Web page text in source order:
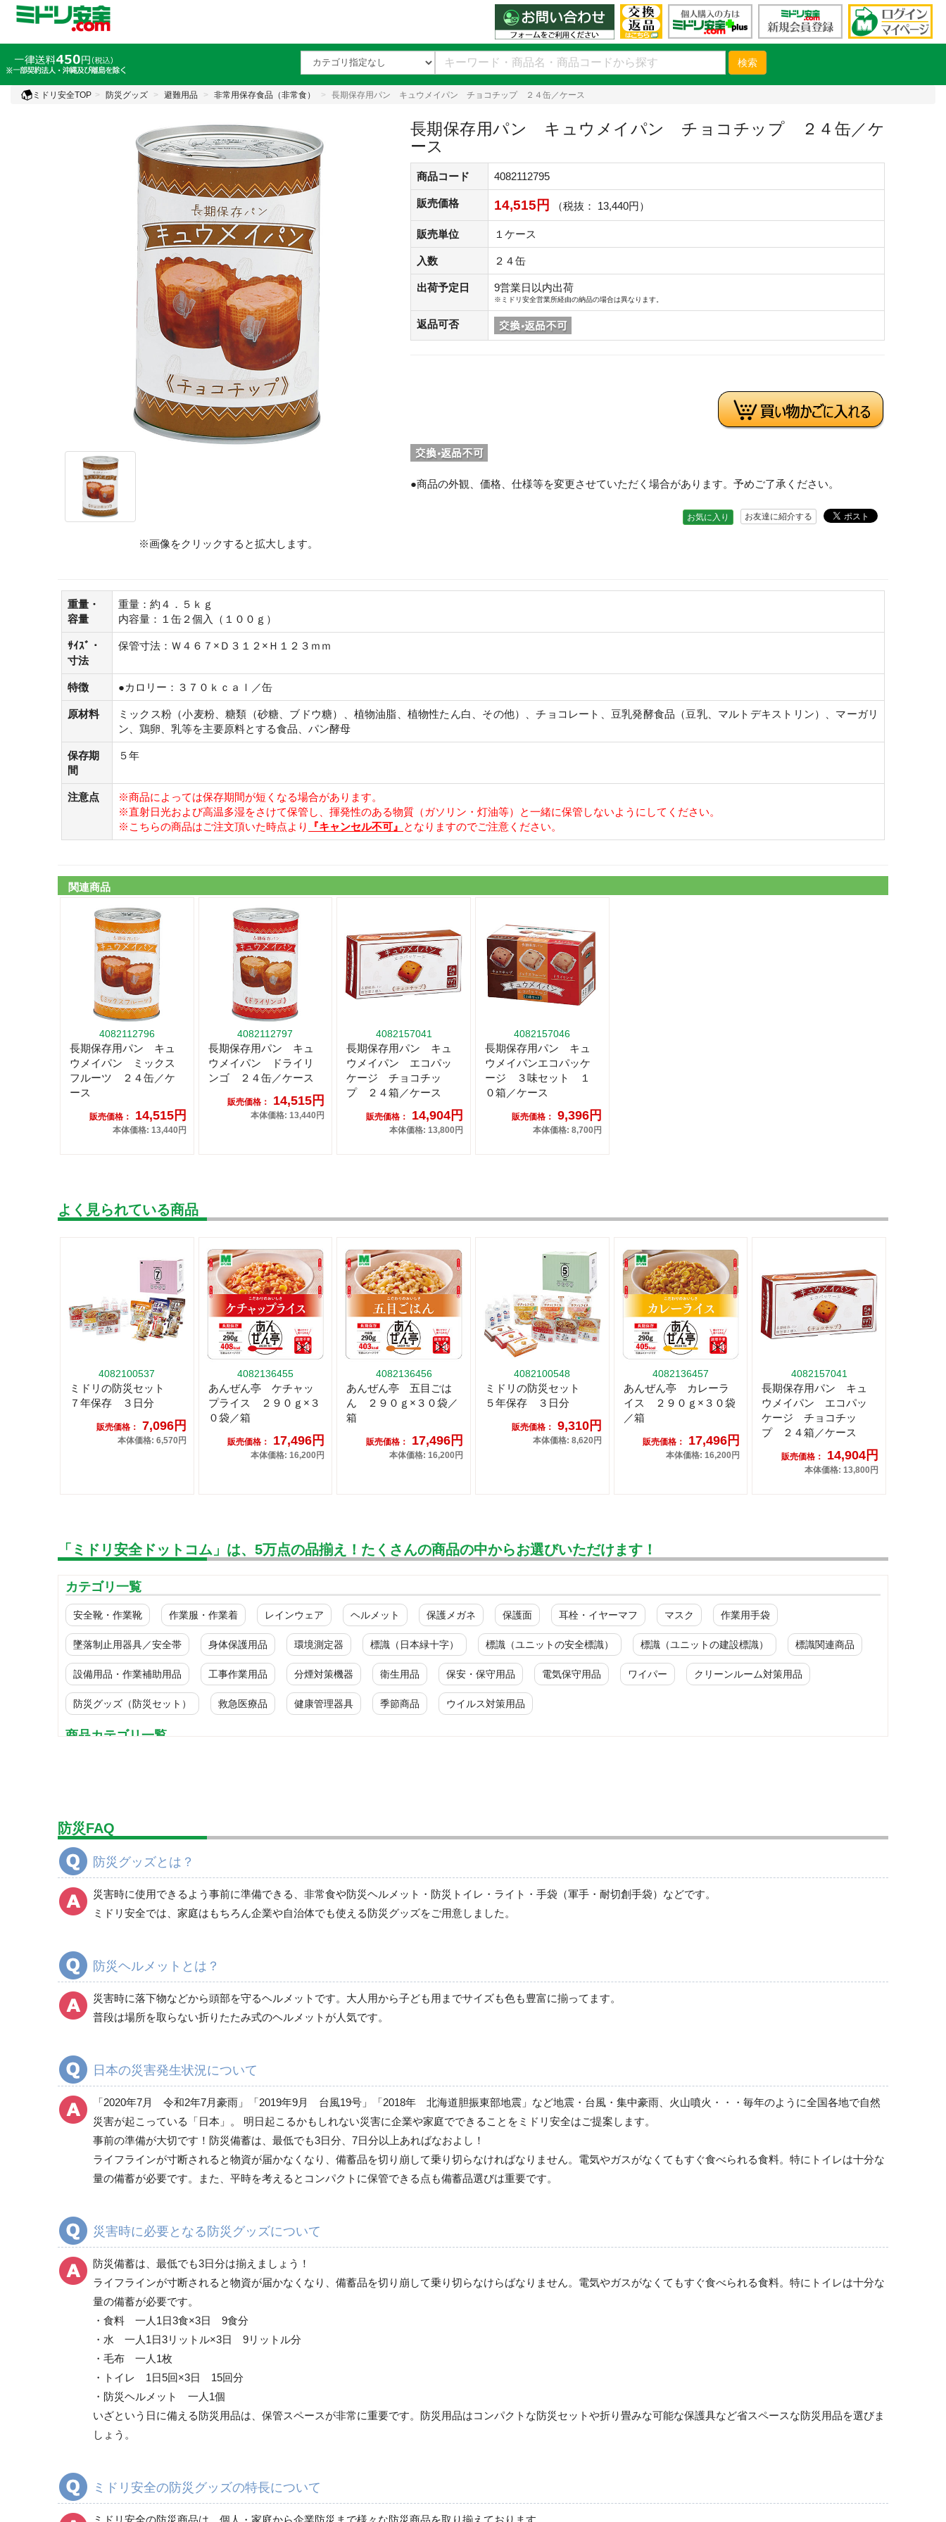
検索
ミドリ安全TOP 防災グッズ 避難用品 非常用保存食品（非常食） 長期保存用パン キュウメイパン チョコチップ ２４缶／ケース
※画像をクリックすると拡大します。
長期保存用パン キュウメイパン チョコチップ ２４缶／ケ
ース
商品コード 4082112795
販売価格 14,515円 （税抜： 13,440円）
販売単位 １ケース
入数 ２４缶
出荷予定日 9営業日以内出荷
※ミドリ安全営業所経由の納品の場合は異なります。
返品可否
●商品の外観、価格、仕様等を変更させていただく場合があります。予めご了承ください。
お友達に紹介する
お気に入り
重量・
容量
重量：約４．５ｋｇ
内容量：１缶２個入（１００ｇ）
ｻｲｽﾞ・
寸法
保管寸法：Ｗ４６７×Ｄ３１２×Ｈ１２３ｍｍ
特徴 ●カロリー：３７０ｋｃａｌ／缶
原材料
ミックス粉（小麦粉、糖類（砂糖、ブドウ糖）、植物油脂、植物性たん白、その他）、チョコレート、豆乳発酵食品（豆乳、マルトデキストリン）、マーガリ
ン、鶏卵、乳等を主要原料とする食品、パン酵母
保存期
間
５年
注意点
※商品によっては保存期間が短くなる場合があります。
※直射日光および高温多湿をさけて保管し、揮発性のある物質（ガソリン・灯油等）と一緒に保管しないようにしてください。
※こちらの商品はご注文頂いた時点より
『キャンセル不可』 となりますのでご注意ください。
関連商品
4082112796
長期保存用パン キュ
ウメイパン ミックス
フルーツ ２４缶／ケ
ース
販売価格： 14,515円
本体価格: 13,440円
4082112797
長期保存用パン キュ
ウメイパン ドライリ
ンゴ ２４缶／ケース
販売価格： 14,515円
本体価格: 13,440円
4082157041
長期保存用パン キュ
ウメイパン エコパッ
ケージ チョコチッ
プ ２４箱／ケース
販売価格： 14,904円
本体価格: 13,800円
4082157046
長期保存用パン キュ
ウメイパンエコパッケ
ージ ３味セット １
０箱／ケース
販売価格： 9,396円
本体価格: 8,700円
よく見られている商品
4082100537
ミドリの防災セット
７年保存 ３日分
販売価格： 7,096円
本体価格: 6,570円
4082136455
あんぜん亭 ケチャッ
プライス ２９０ｇ×３
０袋／箱
販売価格： 17,496円
本体価格: 16,200円
4082136456
あんぜん亭 五目ごは
ん ２９０ｇ×３０袋／
箱
販売価格： 17,496円
本体価格: 16,200円
4082100548
ミドリの防災セット
５年保存 ３日分
販売価格： 9,310円
本体価格: 8,620円
4082136457
あんぜん亭 カレーラ
イス ２９０ｇ×３０袋
／箱
販売価格： 17,496円
本体価格: 16,200円
4082157041
長期保存用パン キュ
ウメイパン エコパッ
ケージ チョコチッ
プ ２４箱／ケース
販売価格： 14,904円
本体価格: 13,800円
「ミドリ安全ドットコム」は、5万点の品揃え！たくさんの商品の中からお選びいただけます！
カテゴリ一覧
安全靴・作業靴 作業服・作業着 レインウェア ヘルメット 保護メガネ 保護面 耳栓・イヤーマフ マスク 作業用手袋
墜落制止用器具／安全帯 身体保護用品 環境測定器 標識（日本緑十字） 標識（ユニットの安全標識） 標識（ユニットの建設標識） 標識関連商品
設備用品・作業補助用品 工事作業用品 分煙対策機器 衛生用品 保安・保守用品 電気保守用品 ワイパー クリーンルーム対策用品
防災グッズ（防災セット） 救急医療品 健康管理器具 季節商品 ウイルス対策用品
商品カテゴリ一覧
寝具類
非常用トイレ
照明・ライト
発電機・投光器・コードリール
ヘルメット
避難用セット品
その他
救助・復旧用品
転倒防止用品 落下・飛散防止用品 防犯対策用品
防災FAQ
防災グッズとは？
災害時に使用できるよう事前に準備できる、非常食や防災ヘルメット・防災トイレ・ライト・手袋（軍手・耐切創手袋）などです。
ミドリ安全では、家庭はもちろん企業や自治体でも使える防災グッズをご用意しました。
防災ヘルメットとは？
災害時に落下物などから頭部を守るヘルメットです。大人用から子ども用までサイズも色も豊富に揃ってます。
普段は場所を取らない折りたたみ式のヘルメットが人気です。
日本の災害発生状況について
「2020年7月 令和2年7月豪雨」「2019年9月 台風19号」「2018年 北海道胆振東部地震」など地震・台風・集中豪雨、火山噴火・・・毎年のように全国各地で自然
災害が起こっている「日本」。 明日起こるかもしれない災害に企業や家庭でできることをミドリ安全はご提案します。
事前の準備が大切です！防災備蓄は、最低でも3日分、7日分以上あればなおよし！
ライフラインが寸断されると物資が届かなくなり、備蓄品を切り崩して乗り切らなければなりません。電気やガスがなくてもすぐ食べられる食料。特にトイレは十分な
量の備蓄が必要です。また、平時を考えるとコンパクトに保管できる点も備蓄品選びは重要です。
災害時に必要となる防災グッズについて
防災備蓄は、最低でも3日分は揃えましょう！
ライフラインが寸断されると物資が届かなくなり、備蓄品を切り崩して乗り切らなけらばなりません。電気やガスがなくてもすぐ食べられる食料。特にトイレは十分な
量の備蓄が必要です。
・食料 一人1日3食×3日 9食分
・水 一人1日3リットル×3日 9リットル分
・毛布 一人1枚
・トイレ 1日5回×3日 15回分
・防災ヘルメット 一人1個
いざという日に備える防災用品は、保管スペースが非常に重要です。防災用品はコンパクトな防災セットや折り畳みな可能な保護具など省スペースな防災用品を選びま
しょう。
ミドリ安全の防災グッズの特長について
ミドリ安全の防災商品は、個人・家庭から企業防災まで様々な防災商品を取り揃えております。